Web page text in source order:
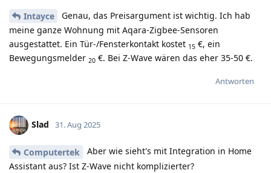
Intayce
Genau, das Preisargument ist wichtig. Ich hab
meine ganze Wohnung mit Aqara-Zigbee-Sensoren
ausgestattet. Ein Tür-/Fensterkontakt kostet 15 €, ein
Bewegungsmelder 20 €. Bei Z-Wave wären das eher 35-50 €.
Antworten
Slad 31. Aug 2025
Computertek
Aber wie sieht's mit Integration in Home
Assistant aus? Ist Z-Wave nicht komplizierter?